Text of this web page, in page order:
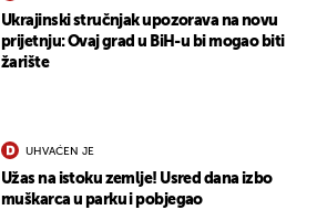
Ukrajinski stručnjak upozorava na novu
prijetnju: Ovaj grad u BiH-u bi mogao biti
žarište
UHVAĆEN JE
Užas na istoku zemlje! Usred dana izbo
muškarca u parku i pobjegao